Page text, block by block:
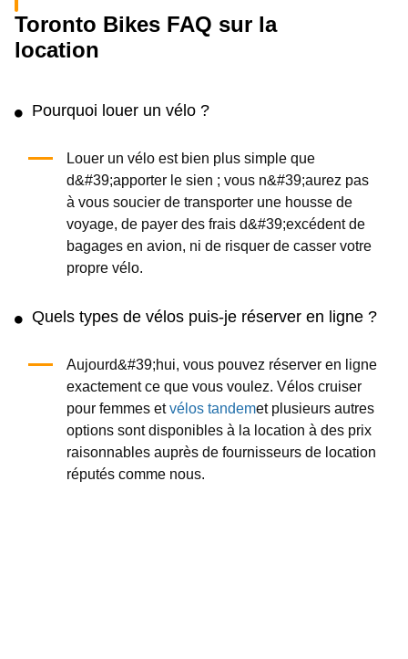
Toronto Bikes FAQ sur la
location
Pourquoi louer un vélo ?
Louer un vélo est bien plus simple que
d&#39;apporter le sien ; vous n&#39;aurez pas
à vous soucier de transporter une housse de
voyage, de payer des frais d&#39;excédent de
bagages en avion, ni de risquer de casser votre
propre vélo.
Quels types de vélos puis-je réserver en ligne ?
Aujourd&#39;hui, vous pouvez réserver en ligne
exactement ce que vous voulez. Vélos cruiser
pour femmes etvélos tandemet plusieurs autres
options sont disponibles à la location à des prix
raisonnables auprès de fournisseurs de location
réputés comme nous.